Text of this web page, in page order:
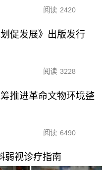
阅读 2420
划促发展》出版发行
阅读 3228
推进革命文物环境整
阅读 6490
弱视诊疗指南